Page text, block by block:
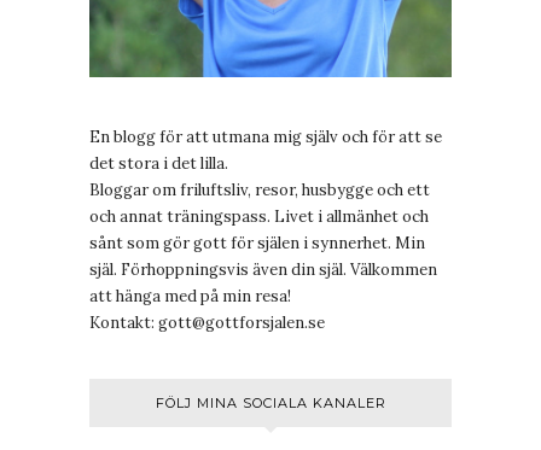
En blogg för att utmana mig själv och för att se
det stora i det lilla.
Bloggar om friluftsliv, resor, husbygge och ett
och annat träningspass. Livet i allmänhet och
sånt som gör gott för själen i synnerhet. Min
själ. Förhoppningsvis även din själ. Välkommen
att hänga med på min resa!
Kontakt: gott@gottforsjalen.se
FÖLJ MINA SOCIALA KANALER